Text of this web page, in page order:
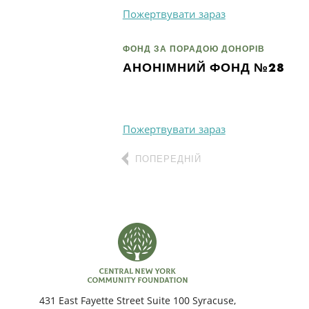
Пожертвувати зараз
ФОНД ЗА ПОРАДОЮ ДОНОРІВ
АНОНІМНИЙ ФОНД №28
Пожертвувати зараз
ПОПЕРЕДНІЙ
431 East Fayette Street Suite 100 Syracuse,